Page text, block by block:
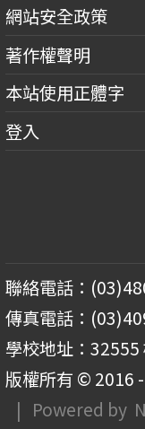
網站安全政策
著作權聲明
本站使用正體字
登入
聯絡電話：
傳真電話：
學校地址：
版權所有 © 2016
| Powered by